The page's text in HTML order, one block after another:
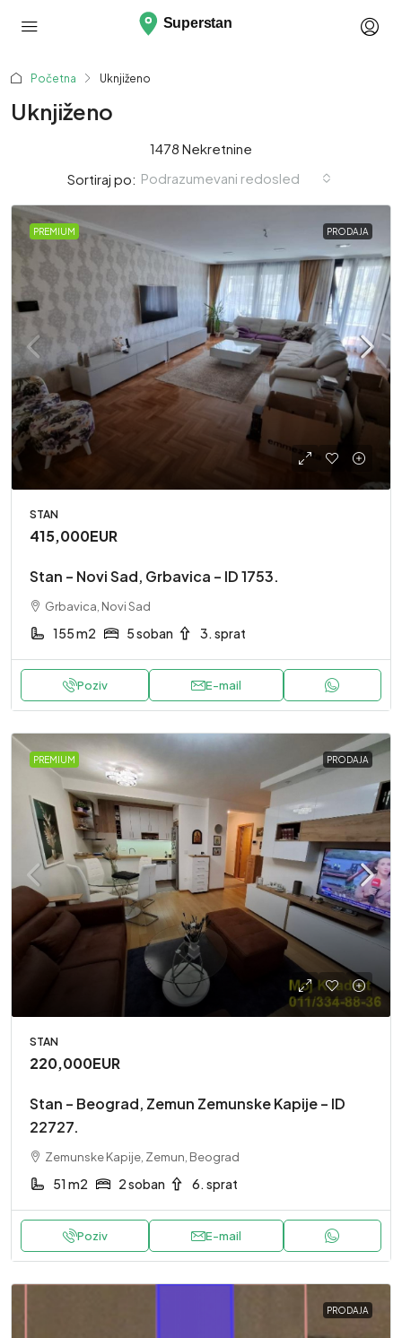
Početna Uknjiženo
Uknjiženo
1478 Nekretnine
Sortiraj po: Podrazumevani redosled
PREMIUM PRODAJA
STAN
415,000EUR
Stan – Novi Sad, Grbavica – ID 1753.
Grbavica, Novi Sad
155 m2 5 soban 3. sprat
Poziv E-mail
PREMIUM PRODAJA
STAN
220,000EUR
Stan – Beograd, Zemun Zemunske Kapije – ID
22727.
Zemunske Kapije, Zemun, Beograd
51 m2 2 soban 6. sprat
Poziv E-mail
PRODAJA